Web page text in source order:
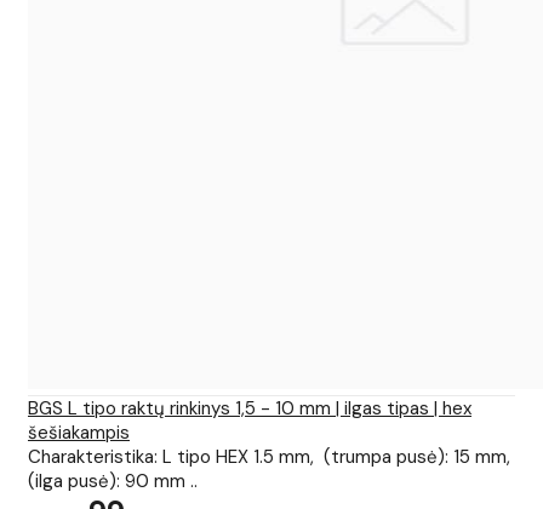
BGS L tipo raktų rinkinys 1,5 - 10 mm | ilgas tipas | hex
šešiakampis
Charakteristika: L tipo HEX 1.5 mm, (trumpa pusė): 15 mm,
(ilga pusė): 90 mm ..